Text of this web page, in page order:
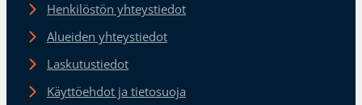
Henkilöstön yhteystiedot
Alueiden yhteystiedot
Laskutustiedot
Käyttöehdot ja tietosuoja